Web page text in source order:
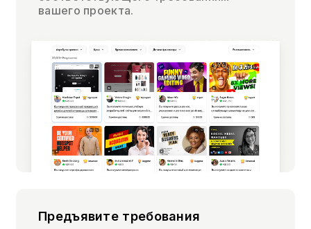
вашего проекта.
Предъявите требования